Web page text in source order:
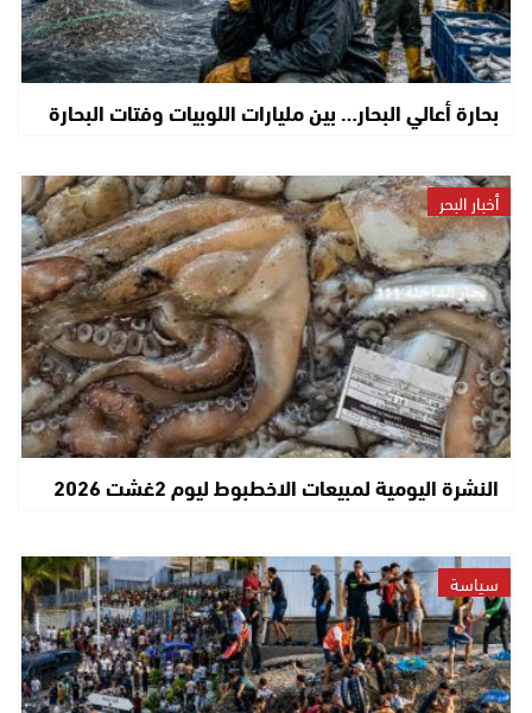
بحارة أعالي البحار… بين مليارات اللوبيات وفتات البحارة
أخبار البحر
النشرة اليومية لمبيعات الاخطبوط ليوم 2غشت 2026
سياسة